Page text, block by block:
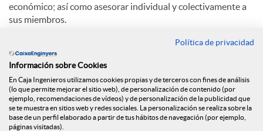
económico; así como asesorar individual y colectivamente a
sus miembros.
La Cámara de Comercio de Lleida está integrada por todas
las personas, naturales y jurídicas, que ejerzan su actividad
mercantil, industrial o de servicios en la demarcación de la
Cámara, que alcanza todo el territorio de las comarcas de
Lleida a excepción de los municipios que dependen
territorialmente de la Cámara de Comercio y Industria de
Tàrrega. Estos electores tienen derecho a participar a ser
Política de privacidad
Información sobre Cookies
En Caja Ingenieros utilizamos cookies propias y de terceros con fines de análisis
(lo que permite mejorar el sitio web), de personalización de contenido (por
ejemplo, recomendaciones de vídeos) y de personalización de la publicidad que
se te muestra en sitios web y redes sociales. La personalización se realiza sobre la
base de un perfil elaborado a partir de tus hábitos de navegación (por ejemplo,
páginas visitadas).